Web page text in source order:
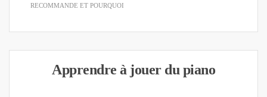
RECOMMANDE ET POURQUOI
Apprendre à jouer du piano